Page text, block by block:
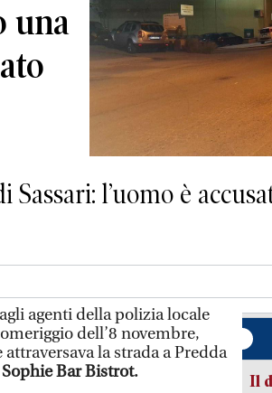
una
l’uomo è
agenti della polizia locale
dell’8 novembre,
la strada a Predda
Sophie Bar Bistrot.
Il